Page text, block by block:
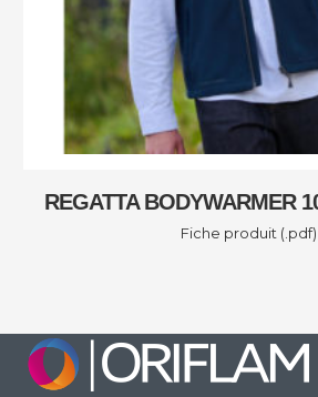
REGATTA BODYWARMER
Fiche produit (.pdf)